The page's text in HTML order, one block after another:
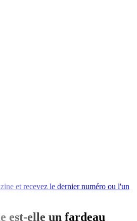
et recevez le dernier numéro ou l'un
est-elle un fardeau